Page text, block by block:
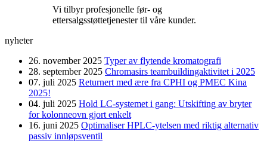
Vi tilbyr profesjonelle før- og
ettersalgsstøttetjenester til våre kunder.
nyheter
26. november 2025 Typer av flytende kromatografi
28. september 2025 Chromasirs teambuildingaktivitet i 2025
07. juli 2025 Returnert med ære fra CPHI og PMEC Kina
2025!
04. juli 2025 Hold LC-systemet i gang: Utskifting av bryter
for kolonneovn gjort enkelt
16. juni 2025 Optimaliser HPLC-ytelsen med riktig alternativ
passiv innløpsventil